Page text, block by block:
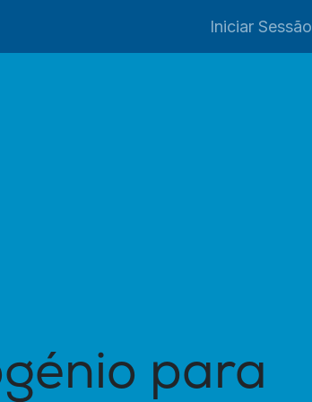
Iniciar Sessão
para